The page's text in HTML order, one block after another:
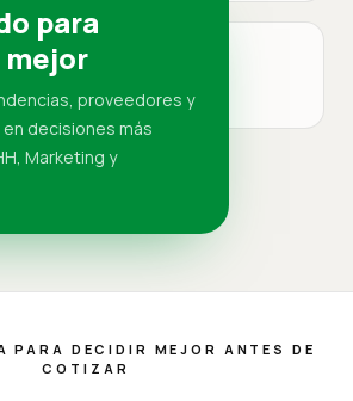
para
proveedores y
decisiones más
Marketing y
PARA DECIDIR MEJOR ANTES DE
COTIZAR